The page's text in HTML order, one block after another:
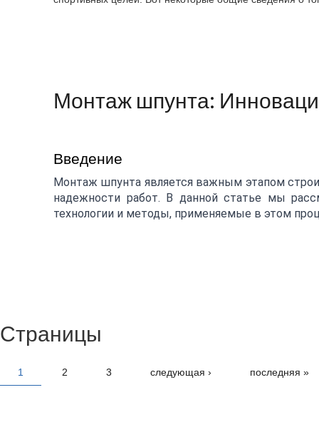
Монтаж шпунта:
Введение
Монтаж шпунта является важным этапом
надежности работ. В данной статье мы
технологии и методы, применяемые в этом
Страницы
1 2 3 следующая › последняя »